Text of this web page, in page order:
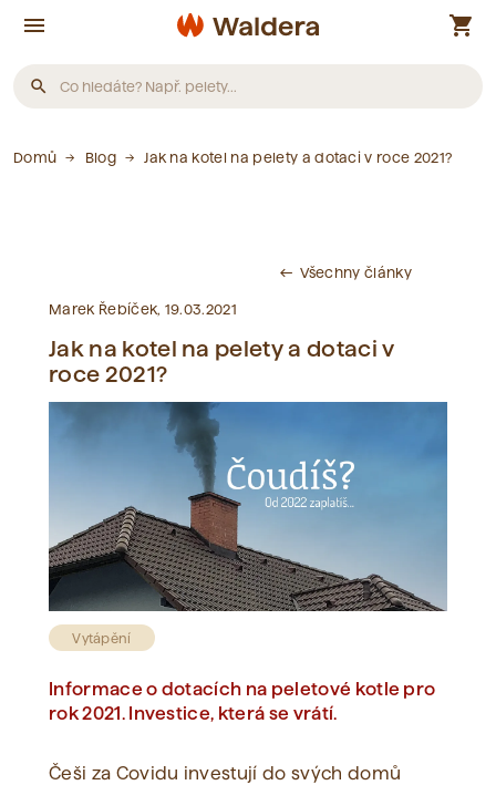
menu shopping_cart
search
Produkty
Nebyly nalezeny žádné články.
Slovník pojmů
Nebyly nalezeny žádné pojmy.
Zobrazit vše
Domů Blog Jak na kotel na pelety a dotaci v roce 2021?
west Všechny články
Marek Řebíček, 19.03.2021
Jak na kotel na pelety a dotaci v
roce 2021?
Vytápění
Informace o dotacích na peletové kotle pro
rok 2021. Investice, která se vrátí.
Češi za Covidu investují do svých domů